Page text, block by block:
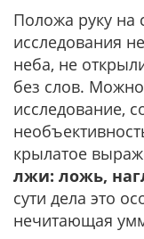
Положа руку на
исследования
неба, не
без слов.
исследование,
крылатое
лжи: ложь,
сути дела это
нечитающая